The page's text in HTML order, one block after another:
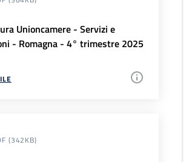
Unioncamere - Servizi e
- Romagna - 4° trimestre 2025
(342KB)